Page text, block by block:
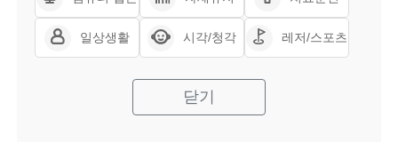
일상생활 시각/청각 레저/스포츠
닫기